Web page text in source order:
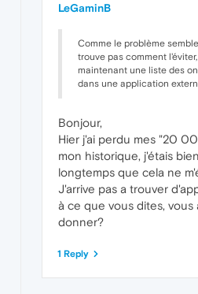
LeGaminB
Comme le problème
trouve pas comment
maintenant une liste des
dans une application
Bonjour,
Hier j'ai perdu mes "20
mon historique, j'étais
longtemps que cela ne
J'arrive pas a trouver
à ce que vous dites, vous
donner?
1 Reply